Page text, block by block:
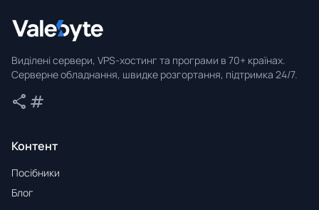
Виділені сервери, VPS-хостинг та програми в 70+ країнах.
Серверне обладнання, швидке розгортання, підтримка 24/7.
share Поділитися
tag
Контент
Посібники
Блог